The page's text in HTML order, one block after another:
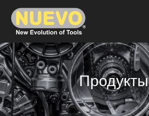
Продукты